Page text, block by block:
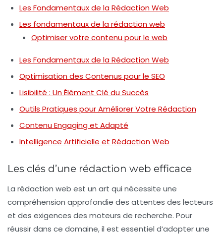
Les Fondamentaux de la Rédaction Web
Les fondamentaux de la rédaction web
Optimiser votre contenu pour le web
Les Fondamentaux de la Rédaction Web
Optimisation des Contenus pour le SEO
Lisibilité : Un Élément Clé du Succès
Outils Pratiques pour Améliorer Votre Rédaction
Contenu Engaging et Adapté
Intelligence Artificielle et Rédaction Web
Les clés d’une rédaction web efficace
La rédaction web est un art qui nécessite une
compréhension approfondie des attentes des lecteurs
et des exigences des moteurs de recherche. Pour
réussir dans ce domaine, il est essentiel d’adopter une